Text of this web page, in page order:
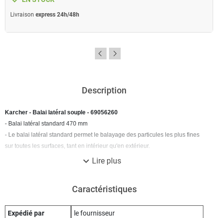
Livraison express 24h/48h
Description
Karcher - Balai latéral souple - 69056260
- Balai latéral standard 470 mm
- Le balai latéral standard permet le balayage des particules les plus fines
sur toutes les surfaces, tant en intérieur qu'en extérieur.
expand_more Lire plus
Caractéristiques
Expédié par le fournisseur